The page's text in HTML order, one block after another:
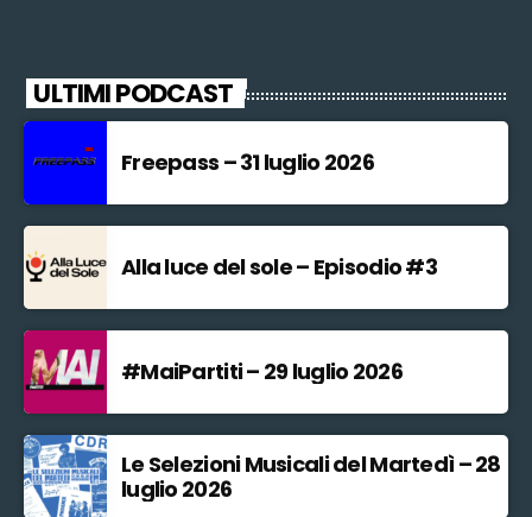
ULTIMI PODCAST
Freepass – 31 luglio 2026
Alla luce del sole – Episodio #3
#MaiPartiti – 29 luglio 2026
Le Selezioni Musicali del Martedì – 28
luglio 2026